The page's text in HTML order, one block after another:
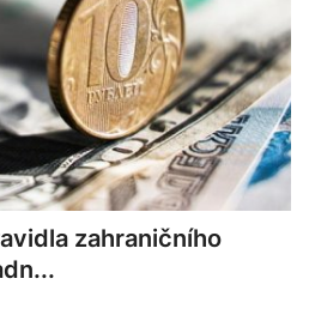
zahraničního